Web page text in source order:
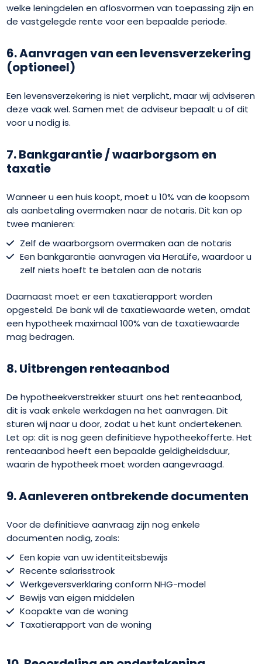
welke leningdelen en aflosvormen van toepassing zijn en
de vastgelegde rente voor een bepaalde periode.
6. Aanvragen van een levensverzekering
(optioneel)
Een levensverzekering is niet verplicht, maar wij adviseren
deze vaak wel. Samen met de adviseur bepaalt u of dit
voor u nodig is.
7. Bankgarantie / waarborgsom en
taxatie
Wanneer u een huis koopt, moet u 10% van de koopsom
als aanbetaling overmaken naar de notaris. Dit kan op
twee manieren:
Zelf de waarborgsom overmaken aan de notaris
Een bankgarantie aanvragen via HeraLife, waardoor u
zelf niets hoeft te betalen aan de notaris
Daarnaast moet er een taxatierapport worden
opgesteld. De bank wil de taxatiewaarde weten, omdat
een hypotheek maximaal 100% van de taxatiewaarde
mag bedragen.
8. Uitbrengen renteaanbod
De hypotheekverstrekker stuurt ons het renteaanbod,
dit is vaak enkele werkdagen na het aanvragen. Dit
sturen wij naar u door, zodat u het kunt ondertekenen.
Let op: dit is nog geen definitieve hypotheekofferte. Het
renteaanbod heeft een bepaalde geldigheidsduur,
waarin de hypotheek moet worden aangevraagd.
9. Aanleveren ontbrekende documenten
Voor de definitieve aanvraag zijn nog enkele
documenten nodig, zoals:
Een kopie van uw identiteitsbewijs
Recente salarisstrook
Werkgeversverklaring conform NHG-model
Bewijs van eigen middelen
Koopakte van de woning
Taxatierapport van de woning